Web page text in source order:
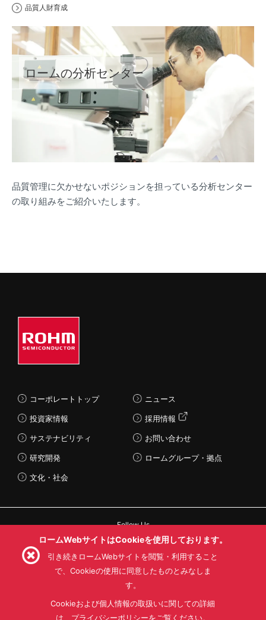
品質人財育成
ロームの分析センター
品質管理に欠かせないポジションを担っている分析センター
の取り組みをご紹介いたします。
コーポレートトップ
投資家情報
サステナビリティ
研究開発
文化・社会
ニュース
採用情報
お問い合わせ
ロームグループ・拠点
Follow Us
利用目的
プライバシーポリシー
サイトマップ
ローム製品の販売に関する標準契約条件書(PDF)
ロームWebサイトはCookieを使用しております。
引き続きロームWebサイトを閲覧・利用すること
で、Cookieの使用に同意したものとみなしま
す。
Cookieおよび個人情報の取扱いに関しての詳細
は、プライバシーポリシーをご覧ください。